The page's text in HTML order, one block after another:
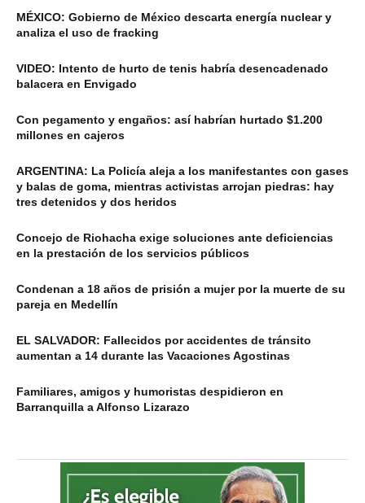
MÉXICO: Gobierno de México descarta energía nuclear y
analiza el uso de fracking
VIDEO: Intento de hurto de tenis habría desencadenado
balacera en Envigado
Con pegamento y engaños: así habrían hurtado $1.200
millones en cajeros
ARGENTINA: La Policía aleja a los manifestantes con gases
y balas de goma, mientras activistas arrojan piedras: hay
tres detenidos y dos heridos
Concejo de Riohacha exige soluciones ante deficiencias
en la prestación de los servicios públicos
Condenan a 18 años de prisión a mujer por la muerte de su
pareja en Medellín
EL SALVADOR: Fallecidos por accidentes de tránsito
aumentan a 14 durante las Vacaciones Agostinas
Familiares, amigos y humoristas despidieron en
Barranquilla a Alfonso Lizarazo